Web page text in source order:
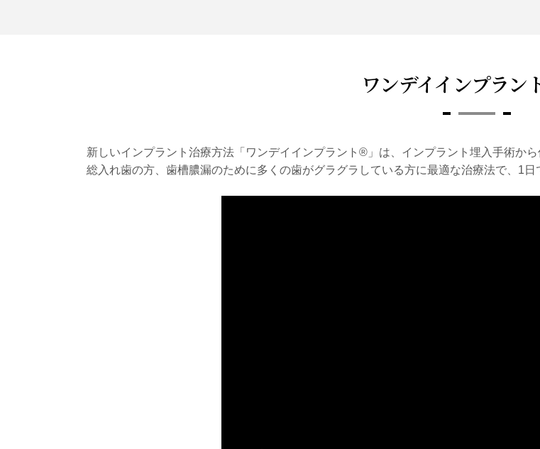
ワンデイインプラン
新しいインプラント治療方法「ワンデイインプラント®」は、インプラント埋入手術か
総入れ歯の方、歯槽膿漏のために多くの歯がグラグラしている方に最適な治療法で、1日